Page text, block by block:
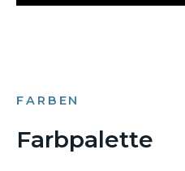
FARBEN
Farbpalette